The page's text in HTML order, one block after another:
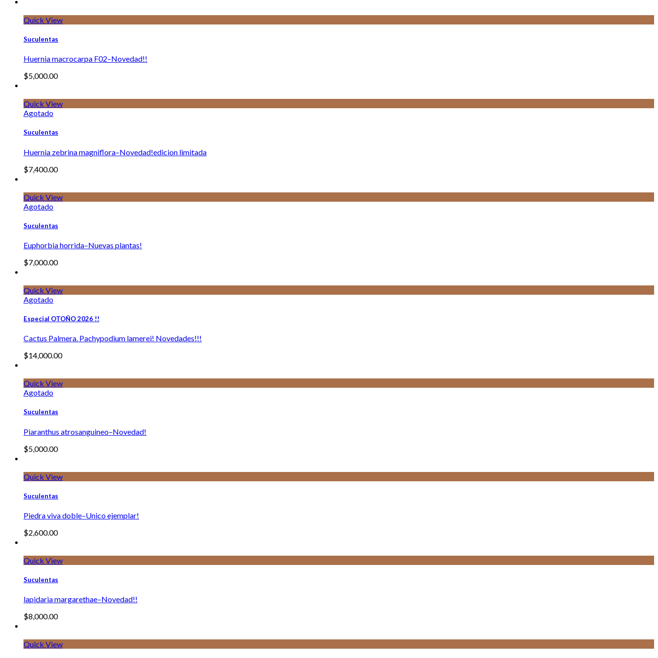
Quick View
Suculentas
Huernia macrocarpa F02–Novedad!!
$5,000.00
Quick View
Agotado
Suculentas
Huernia zebrina magniflora–Novedad!edicion limitada
$7,400.00
Quick View
Agotado
Suculentas
Euphorbia horrida–Nuevas plantas!
$7,000.00
Quick View
Agotado
Especial OTOÑO 2026 !!
Cactus Palmera. Pachypodium lamerei! Novedades!!!
$14,000.00
Quick View
Agotado
Suculentas
Piaranthus atrosanguineo–Novedad!
$5,000.00
Quick View
Suculentas
Piedra viva doble–Unico ejemplar!
$2,600.00
Quick View
Suculentas
lapidaria margarethae–Novedad!!
$8,000.00
Quick View